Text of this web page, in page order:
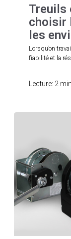
Treuils
choisir
les
Lorsqu’on
fiabilité et la
Lecture: 2 min